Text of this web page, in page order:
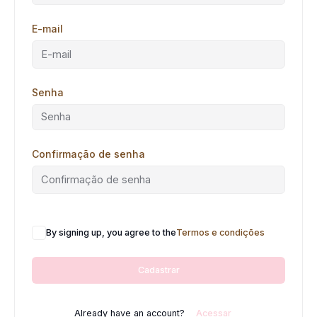
E-mail
Senha
Confirmação de senha
By signing up, you agree to theTermos e condições
Cadastrar
Already have an account? Acessar